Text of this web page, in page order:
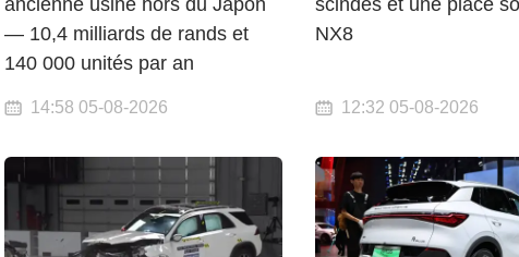
ancienne usine hors du Japon
— 10,4 milliards de rands et
140 000 unités par an
14:58 05-08-2026
scindés et une place
NX8
12:32 05-08-2026